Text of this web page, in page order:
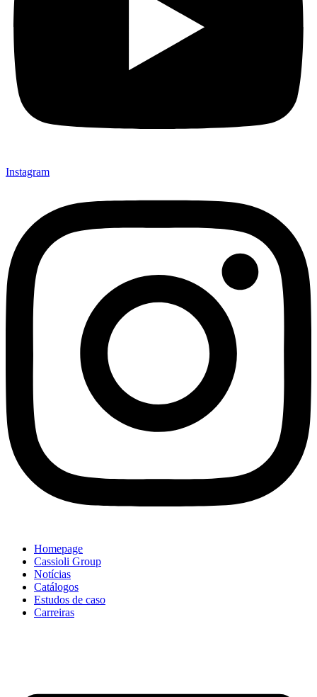
Instagram
Homepage
Cassioli Group
Notícias
Catálogos
Estudos de caso
Carreiras